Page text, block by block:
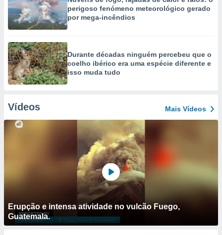
perigoso fenómeno meteorológico gerado
por mega-incêndios
Durante décadas ninguém percebeu que o
coelho ibérico era uma espécie diferente e
isso muda tudo
Vídeos Mais Vídeos
Erupção e intensa atividade no vulcão Fuego,
Guatemala.